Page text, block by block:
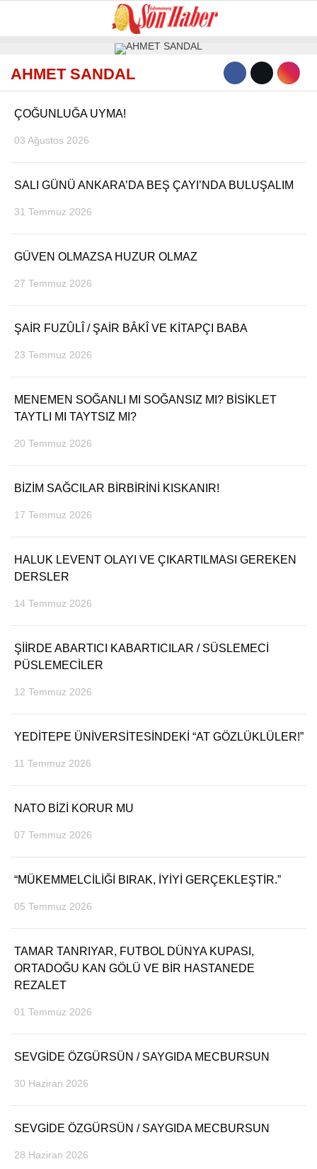
Instagram
GALERİ VİDEO YAZARLAR
GÜNDEM
3. SAYFA
KÜLTÜR SANAT
EKONOMİ
AHMET SANDAL
ÇOĞUNLUĞA UYMA!
03 Ağustos 2026
SALI GÜNÜ ANKARA’DA BEŞ ÇAYI’NDA BULUŞALIM
31 Temmuz 2026
GÜVEN OLMAZSA HUZUR OLMAZ
27 Temmuz 2026
ŞAİR FUZÛLÎ / ŞAİR BÂKÎ VE KİTAPÇI BABA
23 Temmuz 2026
MENEMEN SOĞANLI MI SOĞANSIZ MI? BİSİKLET
TAYTLI MI TAYTSIZ MI?
20 Temmuz 2026
BİZİM SAĞCILAR BİRBİRİNİ KISKANIR!
17 Temmuz 2026
HALUK LEVENT OLAYI VE ÇIKARTILMASI GEREKEN
DERSLER
14 Temmuz 2026
ŞİİRDE ABARTICI KABARTICILAR / SÜSLEMECİ
PÜSLEMECİLER
12 Temmuz 2026
YEDİTEPE ÜNİVERSİTESİNDEKİ “AT GÖZLÜKLÜLER!”
11 Temmuz 2026
NATO BİZİ KORUR MU
07 Temmuz 2026
“MÜKEMMELCİLİĞİ BIRAK, İYİYİ GERÇEKLEŞTİR.”
05 Temmuz 2026
TAMAR TANRIYAR, FUTBOL DÜNYA KUPASI,
ORTADOĞU KAN GÖLÜ VE BİR HASTANEDE
REZALET
01 Temmuz 2026
SEVGİDE ÖZGÜRSÜN / SAYGIDA MECBURSUN
30 Haziran 2026
SEVGİDE ÖZGÜRSÜN / SAYGIDA MECBURSUN
28 Haziran 2026